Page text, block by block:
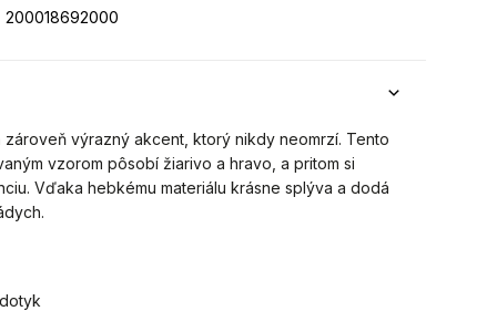
zároveň výrazný akcent, ktorý nikdy neomrzí. Tento
vzorom pôsobí žiarivo a hravo, a pritom si
Vďaka hebkému materiálu krásne splýva a dodá
200018692000